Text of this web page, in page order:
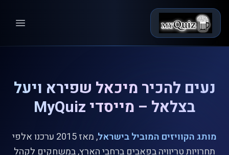
נעים להכיר מיכאל שפירא ויעל
בצלאל – מייסדי MyQuiz
מותג הקוויזים המוביל בישראל
, מאז 2015 ערכנו אלפי
תחרויות טריוויה בפאבים ברחבי הארץ, במשחקים לקהל